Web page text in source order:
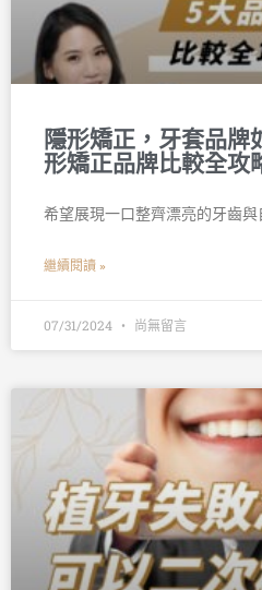
隱形矯正，牙套品牌
形矯正品牌比較全攻
希望展現一口整齊漂亮的牙齒
繼續閱讀 »
07/31/2024 尚無留言